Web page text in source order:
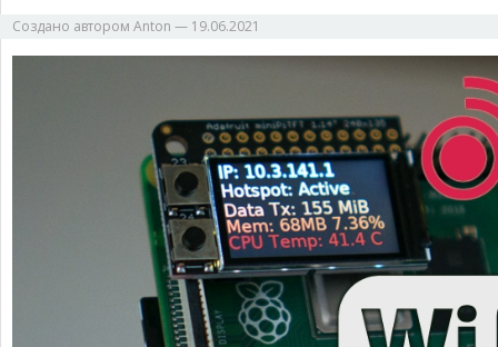
Создано автором Anton — 19.06.2021